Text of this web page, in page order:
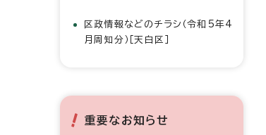
区政情報などのチラシ（令和5年4
月周知分）［天白区］
重要なお知らせ